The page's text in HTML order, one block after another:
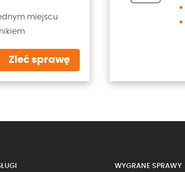
miejscu
Zleć sprawę
WYGRANE SPRAWY